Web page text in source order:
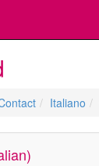
Italiano